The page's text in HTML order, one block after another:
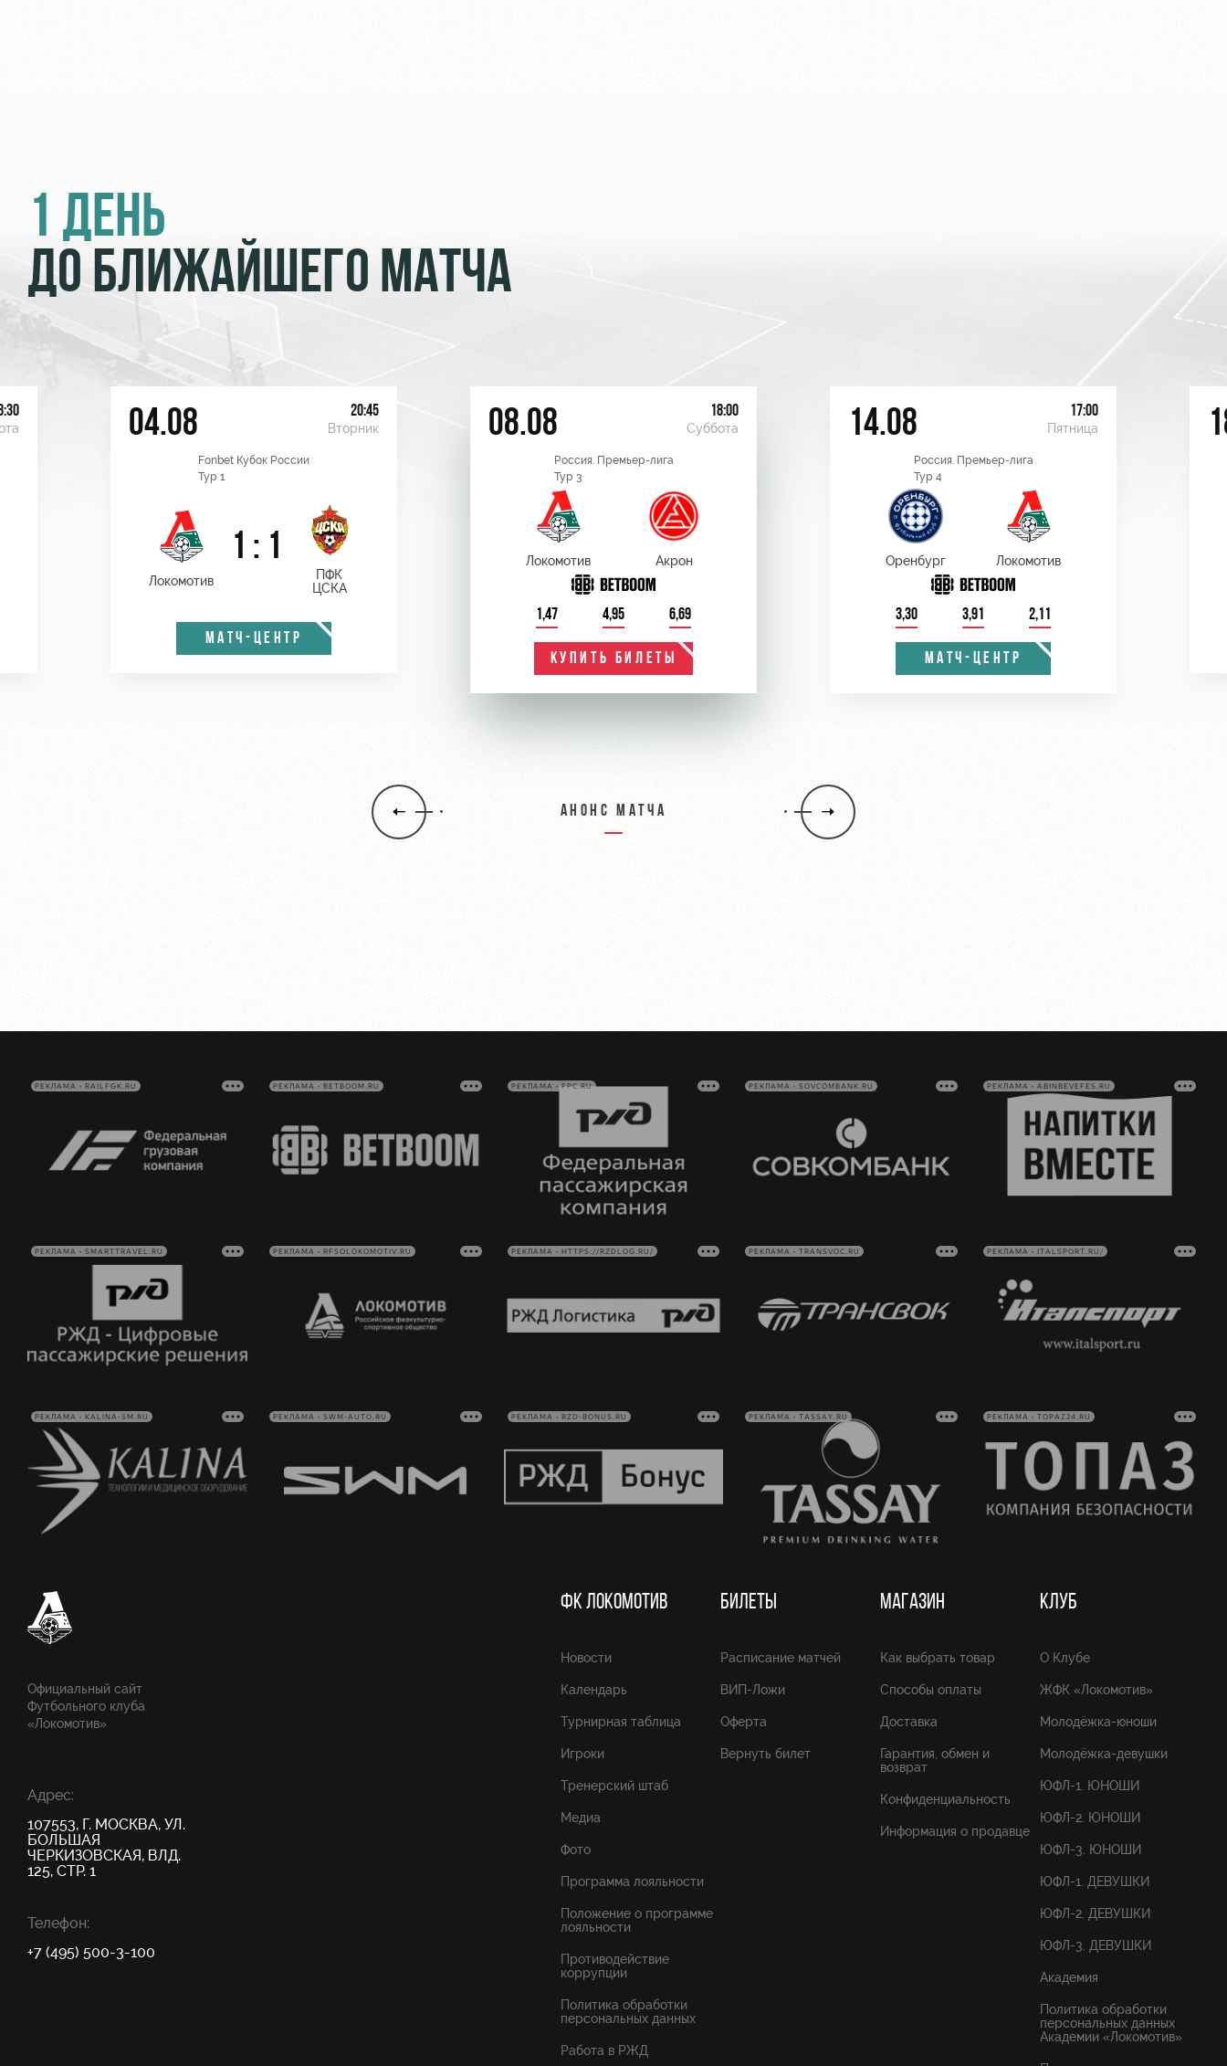
1 ДЕНЬ
ДО БЛИЖАЙШЕГО МАТЧА
04.08 20:45
Вторник
Fonbet Кубок России
Тур 1
Локомотив
1 : 1
ПФК
ЦСКА
МАТЧ-ЦЕНТР
08.08 18:00
Суббота
Россия. Премьер-лига
Тур 3
Локомотив Акрон
1,47 4,95 6,69
КУПИТЬ БИЛЕТЫ
14.08 17:00
Пятница
Россия. Премьер-лига
Тур 4
Оренбург Локомотив
3,30 3,91 2,11
МАТЧ-ЦЕНТР
Анонс матча
РЕКЛАМА • RAILFGK.RU РЕКЛАМА • BETBOOM.RU РЕКЛАМА • FPC.RU РЕКЛАМА • SOVCOMBANK.RU РЕКЛАМА • ABINBEVEFES.RU
РЕКЛАМА • SMARTTRAVEL.RU РЕКЛАМА • RFSOLOKOMOTIV.RU РЕКЛАМА • HTTPS://RZDLOG.RU/ РЕКЛАМА • TRANSVOC.RU РЕКЛАМА • ITALSPORT.RU/
РЕКЛАМА • KALINA-SM.RU РЕКЛАМА • SWM-AUTO.RU РЕКЛАМА • RZD-BONUS.RU РЕКЛАМА • TASSAY.RU РЕКЛАМА • TOPAZ24.RU
Официальный сайт
Футбольного клуба
«Локомотив»
Адрес:
107553, Г. МОСКВА, УЛ.
БОЛЬШАЯ
ЧЕРКИЗОВСКАЯ, ВЛД.
125, СТР. 1
Телефон:
+7 (495) 500-3-100
ФК ЛОКОМОТИВ
Новости
Календарь
Турнирная таблица
Игроки
Тренерский штаб
Медиа
Фото
Программа лояльности
Положение о программе
лояльности
Противодействие
коррупции
Политика обработки
персональных данных
Работа в РЖД
БИЛЕТЫ
Расписание матчей
ВИП-Ложи
Оферта
Вернуть билет
МАГАЗИН
Как выбрать товар
Способы оплаты
Доставка
Гарантия, обмен и
возврат
Конфиденциальность
Информация о продавце
КЛУБ
О Клубе
ЖФК «Локомотив»
Молодёжка-юноши
Молодёжка-девушки
ЮФЛ-1. ЮНОШИ
ЮФЛ-2. ЮНОШИ
ЮФЛ-3. ЮНОШИ
ЮФЛ-1. ДЕВУШКИ
ЮФЛ-2. ДЕВУШКИ
ЮФЛ-3. ДЕВУШКИ
Академия
Политика обработки
персональных данных
Академии «Локомотив»